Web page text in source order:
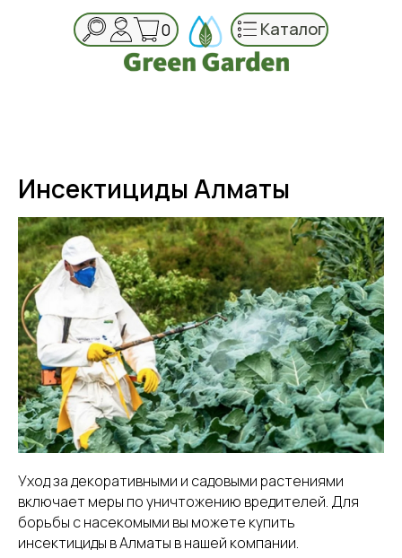
0 Каталог
Инсектициды Алматы
Уход за декоративными и садовыми растениями
включает меры по уничтожению вредителей. Для
борьбы с насекомыми вы можете купить
инсектициды в Алматы в нашей компании.